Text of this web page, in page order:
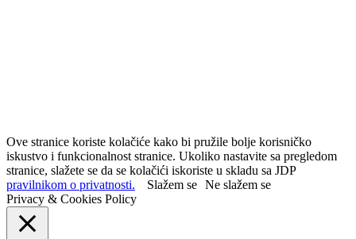
Ove stranice koriste kolačiće kako bi pružile bolje korisničko
iskustvo i funkcionalnost stranice. Ukoliko nastavite sa pregledom
stranice, slažete se da se kolačići iskoriste u skladu sa JDP
pravilnikom o privatnosti.
Slažem se Ne slažem se
Privacy & Cookies Policy